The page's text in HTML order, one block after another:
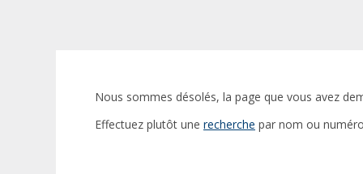
Nous sommes désolés, la page que vous avez
Effectuez plutôt une recherche par nom ou